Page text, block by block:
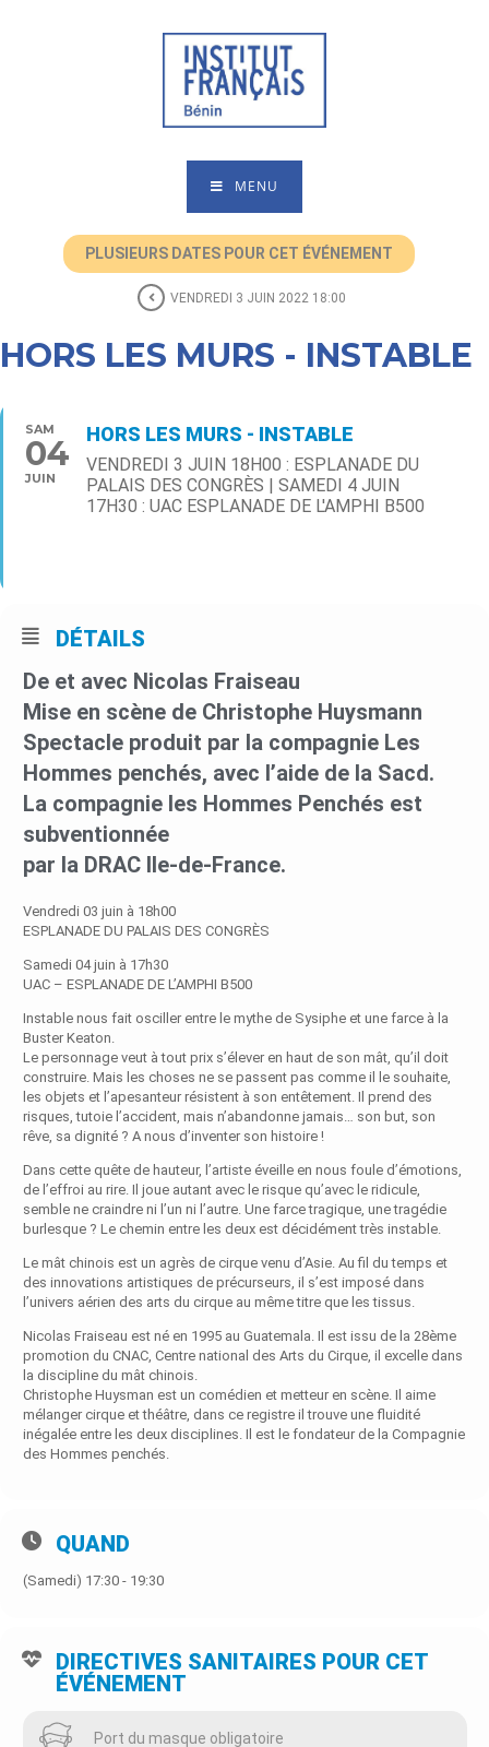
MENU
PLUSIEURS DATES POUR CET ÉVÉNEMENT
VENDREDI 3 JUIN 2022 18:00
HORS LES MURS - INSTABLE
SAM
04
JUIN
HORS LES MURS - INSTABLE
VENDREDI 3 JUIN 18H00 : ESPLANADE DU
PALAIS DES CONGRÈS | SAMEDI 4 JUIN
17H30 : UAC ESPLANADE DE L'AMPHI B500
DÉTAILS
De et avec Nicolas Fraiseau
Mise en scène de Christophe Huysmann
Spectacle produit par la compagnie Les
Hommes penchés, avec l’aide de la Sacd.
La compagnie les Hommes Penchés est
subventionnée
par la DRAC Ile-de-France.
Vendredi 03 juin à 18h00
ESPLANADE DU PALAIS DES CONGRÈS
Samedi 04 juin à 17h30
UAC – ESPLANADE DE L’AMPHI B500
Instable nous fait osciller entre le mythe de Sysiphe et une farce à la
Buster Keaton.
Le personnage veut à tout prix s’élever en haut de son mât, qu’il doit
construire. Mais les choses ne se passent pas comme il le souhaite,
les objets et l’apesanteur résistent à son entêtement. Il prend des
risques, tutoie l’accident, mais n’abandonne jamais… son but, son
rêve, sa dignité ? A nous d’inventer son histoire !
Dans cette quête de hauteur, l’artiste éveille en nous foule d’émotions,
de l’effroi au rire. Il joue autant avec le risque qu’avec le ridicule,
semble ne craindre ni l’un ni l’autre. Une farce tragique, une tragédie
burlesque ? Le chemin entre les deux est décidément très instable.
Le mât chinois est un agrès de cirque venu d’Asie. Au fil du temps et
des innovations artistiques de précurseurs, il s’est imposé dans
l’univers aérien des arts du cirque au même titre que les tissus.
Nicolas Fraiseau est né en 1995 au Guatemala. Il est issu de la 28ème
promotion du CNAC, Centre national des Arts du Cirque, il excelle dans
la discipline du mât chinois.
Christophe Huysman est un comédien et metteur en scène. Il aime
mélanger cirque et théâtre, dans ce registre il trouve une fluidité
inégalée entre les deux disciplines. Il est le fondateur de la Compagnie
des Hommes penchés.
QUAND
(Samedi) 17:30 - 19:30
DIRECTIVES SANITAIRES POUR CET
ÉVÉNEMENT
Port du masque obligatoire